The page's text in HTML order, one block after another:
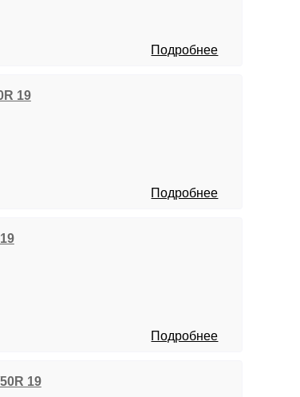
Подробнее
19
Подробнее
Подробнее
19